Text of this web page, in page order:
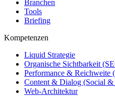
Branchen
Tools
Briefing
Kompetenzen
Liquid Strategie
Organische Sichtbarkeit
Performance & Reichweite
Content & Dialog (Social &
Web-Architektur